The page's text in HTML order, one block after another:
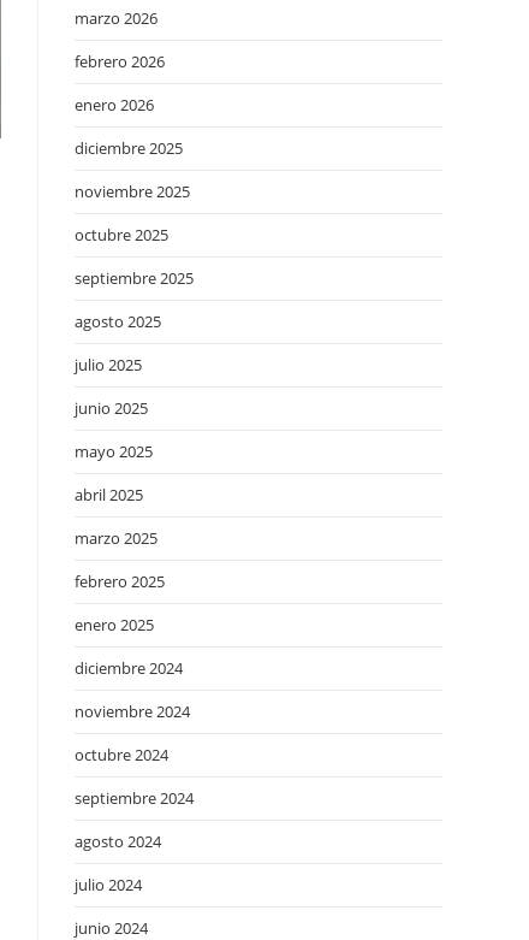
marzo 2026
febrero 2026
enero 2026
diciembre 2025
noviembre 2025
octubre 2025
septiembre 2025
agosto 2025
julio 2025
junio 2025
mayo 2025
abril 2025
marzo 2025
febrero 2025
enero 2025
diciembre 2024
noviembre 2024
octubre 2024
septiembre 2024
agosto 2024
julio 2024
junio 2024